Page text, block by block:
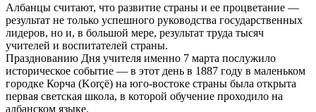
Албанцы считают, что развитие страны и ее процветание —
результат не только успешного руководства государственных
лидеров, но и, в большой мере, результат труда тысяч
учителей и воспитателей страны.
Празднованию Дня учителя именно 7 марта послужило
историческое событие — в этот день в 1887 году в маленьком
городке Корча (Korçë) на юго-востоке страны была открыта
первая светская школа, в которой обучение проходило на
албанском языке.